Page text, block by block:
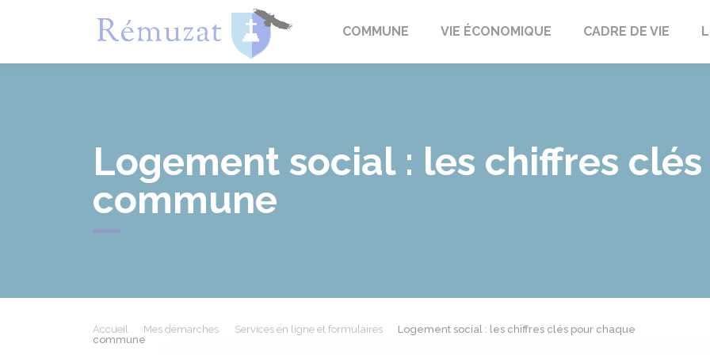
RémuzatCOMMUNE VIE ÉCONOMIQUE CADRE DE VIE
Logement social : les chiffres
commune
Accueil Mes démarches Services en ligne et formulaires
Logement social : les chiffres clés pour chaque
commune